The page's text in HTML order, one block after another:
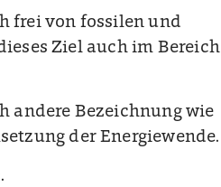
frei von fossilen und
Ziel auch im Bereich
andere Bezeichnung wie
der Energiewende.